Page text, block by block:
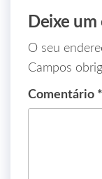
Deixe
O seu
Campos
Comentário *